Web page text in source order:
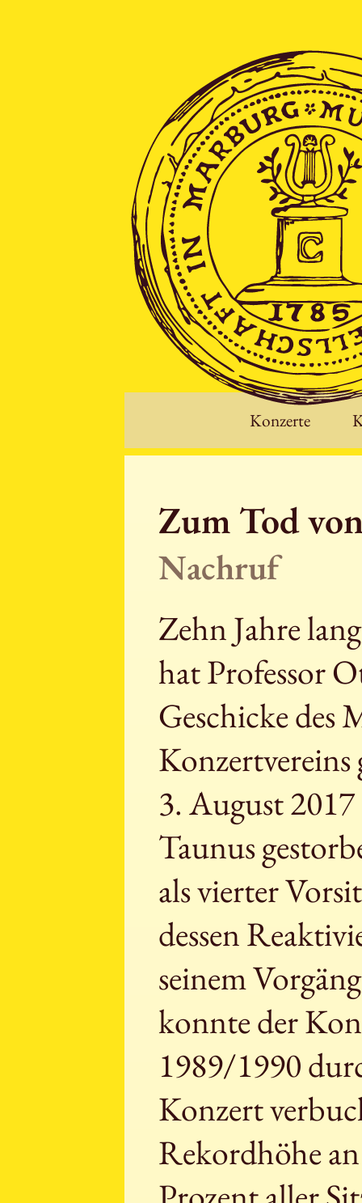
Konzerte
Zum Tod
Nachruf
Zehn Jahre
hat Professor
Geschicke des
3. August
Taunus
als vierter
dessen
seinem
konnte der
1989/1990
Konzert
Rekordhöhe